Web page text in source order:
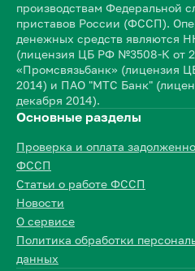
производствам Федеральной
приставов России (ФССП).
денежных средств являются
(лицензия ЦБ РФ №3508-К от
«Промсвязьбанк» (лицензия
2014) и ПАО "МТС Банк"
декабря 2014).
Основные разделы
Проверка и оплата
ФССП
Статьи о работе ФССП
Новости
О сервисе
Политика обработки
данных